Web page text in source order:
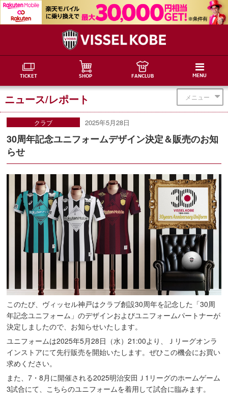
TICKET SHOP FANCLUB MENU
メニュー
ニュース/レポート
クラブ 2025年5月28日
30周年記念ユニフォームデザイン決定＆販売のお知
らせ
このたび、ヴィッセル神戸はクラブ創設30周年を記念した「30周
年記念ユニフォーム」のデザインおよびユニフォームパートナーが
決定しましたので、お知らせいたします。
ユニフォームは2025年5月28日（水）21:00より、Ｊリーグオンラ
インストアにて先行販売を開始いたします。ぜひこの機会にお買い
求めください。
また、7・8月に開催される2025明治安田Ｊ1リーグのホームゲーム
3試合にて、こちらのユニフォームを着用して試合に臨みます。